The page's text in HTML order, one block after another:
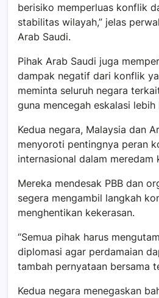
berisiko memperluas konflik
stabilitas wilayah,” jelas
Arab Saudi.
Pihak Arab Saudi juga
dampak negatif dari konflik
meminta seluruh negara
guna mencegah eskalasi lebih
Kedua negara, Malaysia dan
menyoroti pentingnya peran
internasional dalam meredam
Mereka mendesak PBB dan
segera mengambil langkah
menghentikan kekerasan.
“Semua pihak harus
diplomasi agar perdamaian
tambah pernyataan bersama
Kedua negara menegaskan